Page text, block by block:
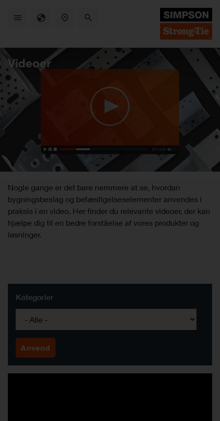
Videoer
Nogle gange er det bare nemmere at se, hvordan
bygningsbeslag og befæstigelseselementer anvendes i
praksis i en video. Her finder du relevante videoer, der kan
hjælpe dig til en bedre forståelse af vores produkter og
løsninger.
Kategorier